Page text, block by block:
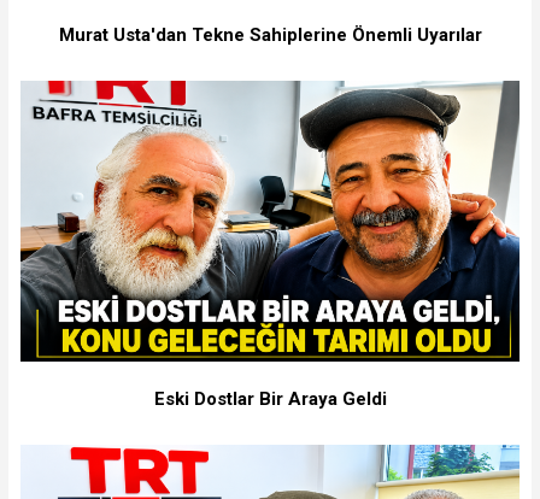
Murat Usta'dan Tekne Sahiplerine Önemli Uyarılar
Eski Dostlar Bir Araya Geldi